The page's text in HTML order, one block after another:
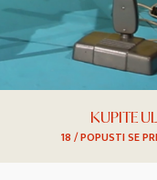
KUPITE
18 / POPUSTI SE